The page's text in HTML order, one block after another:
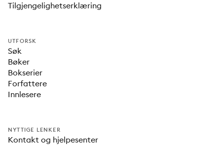
Tilgjengelighetserklæring
UTFORSK
Søk
Bøker
Bokserier
Forfattere
Innlesere
NYTTIGE LENKER
Kontakt og hjelpesenter